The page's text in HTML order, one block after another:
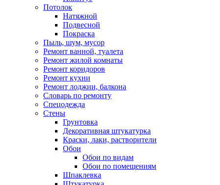
Потолок
Натяжной
Подвесной
Покраска
Пыль, шум, мусор
Ремонт ванной, туалета
Ремонт жилой комнаты
Ремонт коридоров
Ремонт кухни
Ремонт лоджии, балкона
Словарь по ремонту
Спецодежда
Стены
Грунтовка
Декоративная штукатурка
Краски, лаки, растворители
Обои
Обои по видам
Обои по помещениям
Шпаклевка